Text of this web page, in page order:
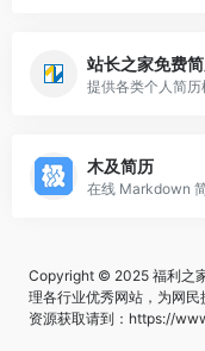
站长之家免费
木及简历
Copyright © 2025 福利之
理各行业优秀网站，为网
资源获取请到： https://